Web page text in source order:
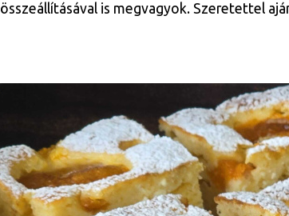
összeállításával is megvagyok. Szeretettel